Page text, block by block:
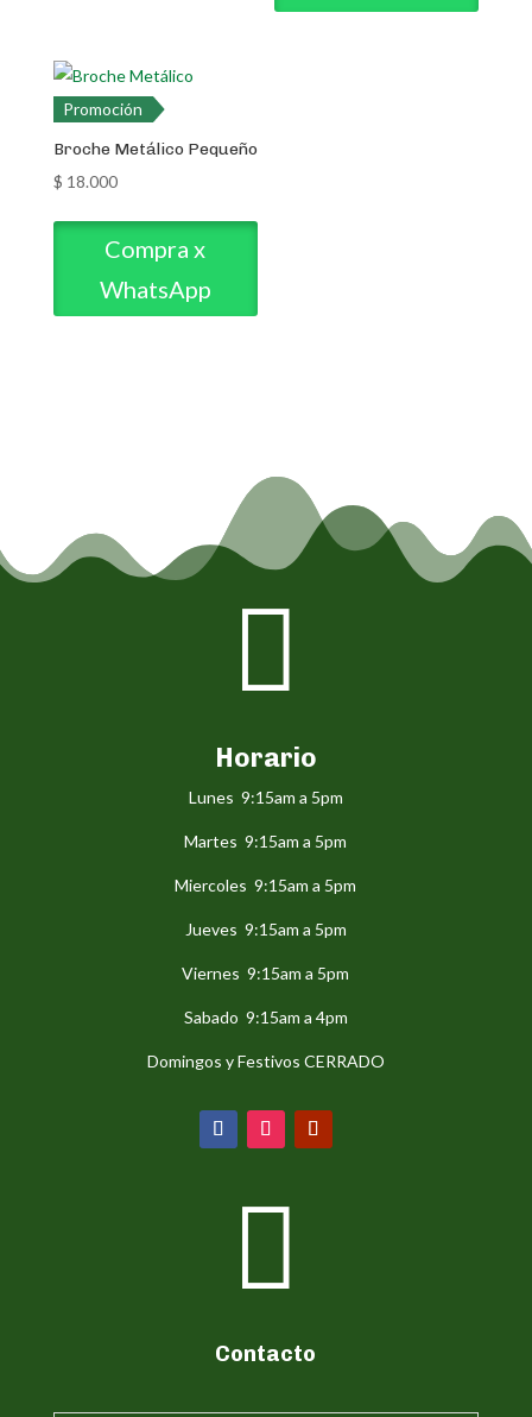
Promoción
Broche Metálico Pequeño
$ 18.000
Compra x
WhatsApp

Horario
Lunes 9:15am a 5pm
Martes 9:15am a 5pm
Miercoles 9:15am a 5pm
Jueves 9:15am a 5pm
Viernes 9:15am a 5pm
Sabado 9:15am a 4pm
Domingos y Festivos CERRADO

Contacto